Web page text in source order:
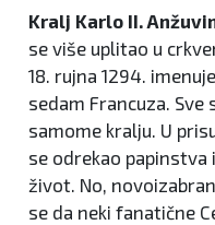
Kralj Karlo II.
se više uplitao u
18. rujna 1294.
sedam Francuza.
samome kralju. U
se odrekao
život. No,
se da neki fanatične